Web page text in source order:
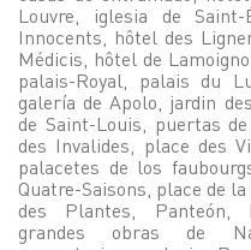
Louvre, iglesia de Saint-
Innocents, hôtel des
Médicis, hôtel de
palais-Royal, palais du
galería de Apolo, jardin
de Saint-Louis, puertas
des Invalides, place des
palacetes de los
Quatre-Saisons, place de
des Plantes, Panteón,
grandes obras de